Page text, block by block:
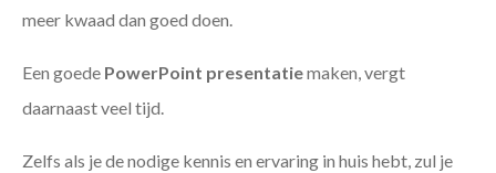
meer kwaad dan goed doen.
Een goede PowerPoint presentatiemaken, vergt
daarnaast veel tijd.
Zelfs als je de nodige kennis en ervaring in huis hebt, zul je